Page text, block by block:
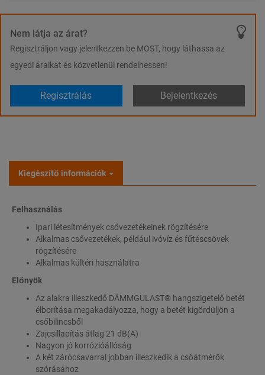
Nem látja az árat?
Regisztráljon vagy jelentkezzen be MOST, hogy láthassa az
egyedi áraikat és közvetlenül rendelhessen!
Regisztrálás Bejelentkezés
Kiegészítő információk
Felhasználás
Ipari létesítmények csővezetékeinek rögzítésére
Alkalmas csővezetékek, például ivóvíz és fűtéscsövek
rögzítésére
Alkalmas kültéri használatra
Előnyök
Az alakra illeszkedő DÄMMGULAST® hangszigetelő betét
élborítása megakadályozza, hogy a betét kigördüljön a
csőbilincsből
Zajcsillapítás átlag 21 dB(A)
Nagyon jó korrózióállóság
A két zárócsavarral jobban illeszkedik a csőátmérők
szórásához